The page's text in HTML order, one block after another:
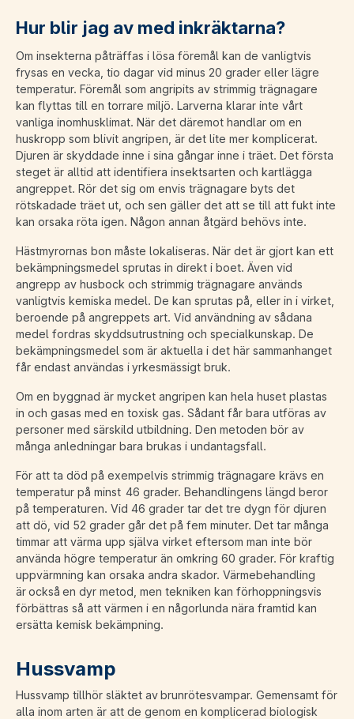
Hur blir jag av med inkräktarna?
Om insekterna påträffas i lösa föremål kan de vanligtvis
frysas en vecka, tio dagar vid minus 20 grader eller lägre
temperatur. Föremål som angripits av strimmig trägnagare
kan flyttas till en torrare miljö. Larverna klarar inte vårt
vanliga inomhusklimat. När det däremot handlar om en
huskropp som blivit angripen, är det lite mer komplicerat.
Djuren är skyddade inne i sina gångar inne i träet. Det första
steget är alltid att identifiera insektsarten och kartlägga
angreppet. Rör det sig om envis trägnagare byts det
rötskadade träet ut, och sen gäller det att se till att fukt inte
kan orsaka röta igen. Någon annan åtgärd behövs inte.
Hästmyrornas bon måste lokaliseras. När det är gjort kan ett
bekämpningsmedel sprutas in direkt i boet. Även vid
angrepp av husbock och strimmig trägnagare används
vanligtvis kemiska medel. De kan sprutas på, eller in i virket,
beroende på angreppets art. Vid användning av sådana
medel fordras skyddsutrustning och specialkunskap. De
bekämpningsmedel som är aktuella i det här sammanhanget
får endast användas i yrkesmässigt bruk.
Om en byggnad är mycket angripen kan hela huset plastas
in och gasas med en toxisk gas. Sådant får bara utföras av
personer med särskild utbildning. Den metoden bör av
många anledningar bara brukas i undantagsfall.
För att ta död på exempelvis strimmig trägnagare krävs en
temperatur på minst 46 grader. Behandlingens längd beror
på temperaturen. Vid 46 grader tar det tre dygn för djuren
att dö, vid 52 grader går det på fem minuter. Det tar många
timmar att värma upp själva virket eftersom man inte bör
använda högre temperatur än omkring 60 grader. För kraftig
uppvärmning kan orsaka andra skador. Värmebehandling
är också en dyr metod, men tekniken kan förhoppningsvis
förbättras så att värmen i en någorlunda nära framtid kan
ersätta kemisk bekämpning.
Hussvamp
Hussvamp tillhör släktet av brunrötesvampar. Gemensamt för
alla inom arten är att de genom en komplicerad biologisk